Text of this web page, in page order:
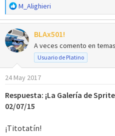
R
e
a
c
c
i
e
:
M_Alighieri
BLAx501!
A veces comento en
Usuario de Platino
24 May 2017
Respuesta: ¡La Galería de
02/07/15
¡Titotatín!